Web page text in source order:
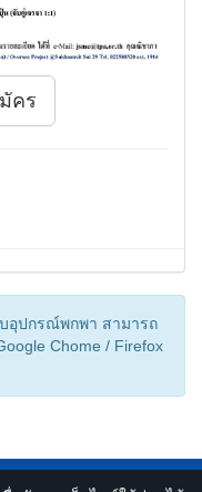
คร
บอุปกรณ์พกพา สามารถ
Chome / Firefox